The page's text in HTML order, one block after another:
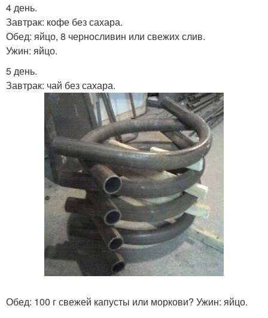
4 день.
Завтрак: кофе без сахара.
Обед: яйцо, 8 черносливин или свежих слив.
Ужин: яйцо.
5 день.
Завтрак: чай без сахара.
Обед: 100 г свежей капусты или моркови? Ужин: яйцо.